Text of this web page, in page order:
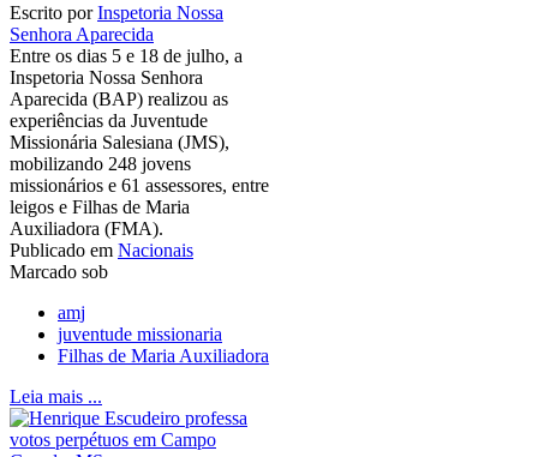
Escrito porInspetoria Nossa
Senhora Aparecida
Entre os dias 5 e 18 de julho, a
Inspetoria Nossa Senhora
Aparecida (BAP) realizou as
experiências da Juventude
Missionária Salesiana (JMS),
mobilizando 248 jovens
missionários e 61 assessores, entre
leigos e Filhas de Maria
Auxiliadora (FMA).
Publicado em Nacionais
Marcado sob
amj
juventude missionaria
Filhas de Maria Auxiliadora
Leia mais ...